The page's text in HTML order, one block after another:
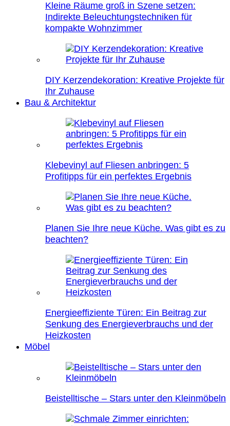
Kleine Räume groß in Szene setzen:
Indirekte Beleuchtungstechniken für
kompakte Wohnzimmer
DIY Kerzendekoration: Kreative Projekte für
Ihr Zuhause
Bau & Architektur
Klebevinyl auf Fliesen anbringen: 5
Profitipps für ein perfektes Ergebnis
Planen Sie Ihre neue Küche. Was gibt es zu
beachten?
Energieeffiziente Türen: Ein Beitrag zur
Senkung des Energieverbrauchs und der
Heizkosten
Möbel
Beistelltische – Stars unter den Kleinmöbeln